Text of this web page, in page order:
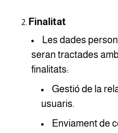
Finalitat
Les dades
seran tractades
finalitats:
Gestió de la
usuaris.
Enviament de